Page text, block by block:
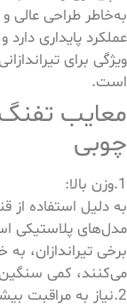
عملکرد پایداری
ویژگی برای
است.
چوبی
1.وزن بالا:
به دلیل استفاده
برخی تیراندازان،
می‌کنند، کمی
2.نیاز به مراقبت بیشتر از چوب: